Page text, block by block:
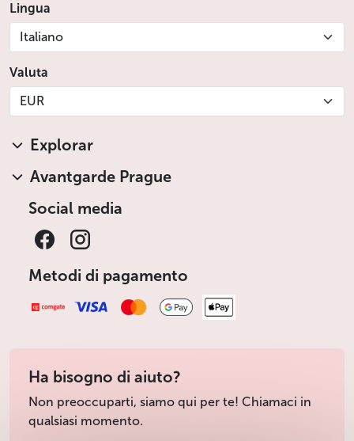
Lingua
Italiano
Valuta
EUR
Explorar
Avantgarde Prague
Social media
Metodi di pagamento
Ha bisogno di aiuto?
Non preoccuparti, siamo qui per te! Chiamaci in
qualsiasi momento.